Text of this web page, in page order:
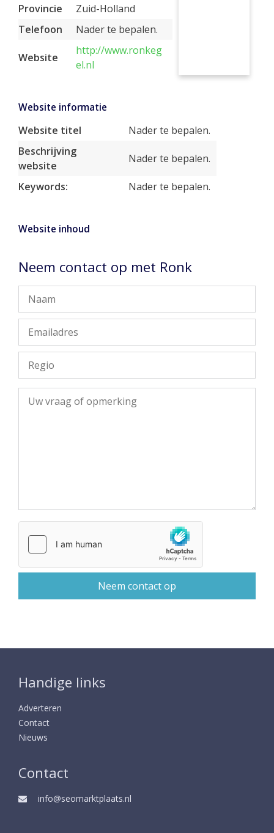
Provincie
Zuid-Holland
Telefoon
Nader te bepalen.
Website
http://www.ronkeg
el.nl
Website informatie
Website titel
Nader te bepalen.
Beschrijving
website
Nader te bepalen.
Keywords: Nader te bepalen.
Website inhoud
Neem contact op met Ronk
Handige links
Adverteren
Contact
Nieuws
Contact
info@seomarktplaats.nl